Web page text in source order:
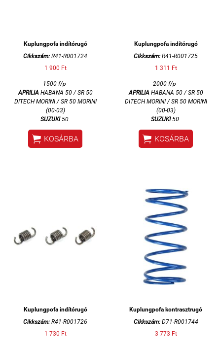
Kuplungpofa indítórugó
Cikkszám: R41-R001724
1 900 Ft
1500 f/p
APRILIA HABANA 50 / SR 50
DITECH MORINI / SR 50 MORINI
(00-03)
SUZUKI50
 KOSÁRBA
Kuplungpofa indítórugó
Cikkszám: R41-R001725
1 311 Ft
2000 f/p
APRILIA HABANA 50 / SR 50
DITECH MORINI / SR 50 MORINI
(00-03)
SUZUKI50
 KOSÁRBA
Kuplungpofa indítórugó
Cikkszám: R41-R001726
1 730 Ft
Kuplungpofa kontrasztrugó
Cikkszám:D71-R001744
3 773 Ft